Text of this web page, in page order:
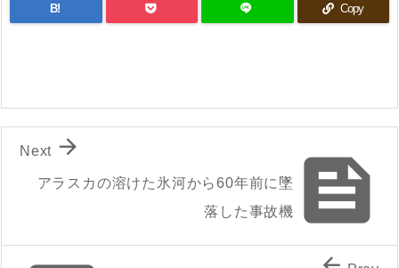
B! Copy

アラスカの溶けた氷河から60年前に墜
落した事故機

Next